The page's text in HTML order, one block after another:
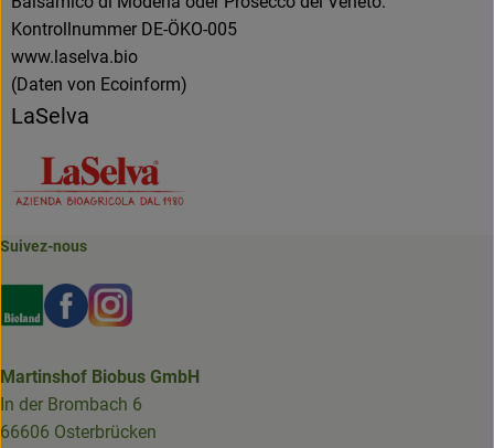
Kontrollnummer DE-ÖKO-005
www.laselva.bio
(Daten von Ecoinform)
LaSelva
Suivez-nous
Externer Link zu https://www.bioland.de/verbraucher
Externer Link zu https://www.facebook.com/
Externer Link zu https://www.instagram.com/
Martinshof Biobus GmbH
In der Brombach 6
66606 Osterbrücken